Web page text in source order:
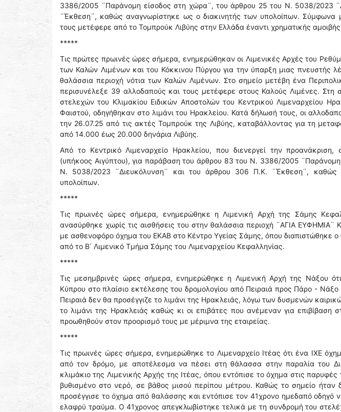
3386/2005 ¨Παράνομη είσοδος στη χώρα¨, του άρθρου 25 του Ν. 5038/2023
¨Έκθεση¨, καθώς αναγνωρίστηκε ως ο διακινητής των υπολοίπων.
τους μετέφερε από το Τομπρούκ Λιβύης στην Ελλάδα έναντι χρηματικής
*****
Τις πρώτες πρωινές ώρες σήμερα, ενημερώθηκαν οι Λιμενικές Αρχές του
των Καλών Λιμένων και του Κόκκινου Πύργου για την ύπαρξη μιας πνευστής
θαλάσσια περιοχή νότια των Καλών Λιμένων. Στο σημείο μετέβη ένα
περισυνέλεξε 39 αλλοδαπούς και τους μετέφερε στους Καλούς Λιμένες. Στη
στελεχών του Κλιμακίου Ειδικών Αποστολών του Κεντρικού Λιμεναρχείου
Φαιστού, οδηγήθηκαν στο λιμάνι του Ηρακλείου. Κατά δήλωσή τους, οι
την 26.07.25 από τις ακτές Τομπρούκ της Λιβύης, καταβάλλοντας για τη
από 14.000 έως 20.000 δηνάρια Λιβύης.
Από το Κεντρικό Λιμεναρχείο Ηρακλείου, που διενεργεί την
(υπήκοος Αιγύπτου), για παράβαση του άρθρου 83 του Ν. 3386/2005
Ν. 5038/2023 ¨Διευκόλυνση¨ και του άρθρου 306 Π.Κ. ¨Έκθεση¨, καθώς
υπολοίπων.
*****
Τις πρωινές ώρες σήμερα, ενημερώθηκε η Λιμενική Αρχή της Σάμης
ανασύρθηκε χωρίς τις αισθήσεις του στην θαλάσσια περιοχή ¨ΑΓΙΑ ΕΥΦΗΜΙΑ¨
με ασθενοφόρο όχημα του ΕΚΑΒ στο Κέντρο Υγείας Σάμης, όπου διαπιστώθηκε ο
από το Β΄ Λιμενικό Τμήμα Σάμης του Λιμεναρχείου Κεφαλληνίας.
*****
Τις μεσημβρινές ώρες σήμερα, ενημερώθηκε η Λιμενική Αρχή της Νάξου
Κύπρου στο πλαίσιο εκτέλεσης του δρομολογίου από Πειραιά προς Πάρο -
Πειραιά δεν θα προσέγγιζε το λιμάνι της Ηρακλειάς, λόγω των δυσμενών
το λιμάνι της Ηρακλειάς καθώς κι οι επιβάτες που ανέμεναν για επιβίβαση
προωθηθούν στον προορισμό τους με μέριμνα της εταιρείας.
*****
Τις πρωινές ώρες σήμερα, ενημερώθηκε το Λιμεναρχείο Ιτέας ότι ένα ΙΧΕ
από τον δρόμο, με αποτέλεσμα να πέσει στη θάλασσα στην παραλία του
κλιμάκιο της Λιμενικής Αρχής της Ιτέας, όπου εντόπισε το όχημα στις
βυθισμένο στο νερό, σε βάθος μισού περίπου μέτρου. Καθώς το σημείο
προσέγγισε το όχημα από θαλάσσης και εντόπισε τον 41χρονο ημεδαπό οδηγό
ελαφρύ τραύμα. Ο 41χρονος απεγκλωβίστηκε τελικά με τη συνδρομή του